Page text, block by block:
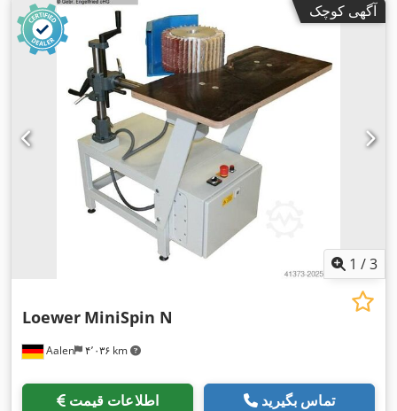
آگهی کوچک
1 /3
Aalen ۴٬۰۳۶ km
Loewer MiniSpin N
اطلاعات قیمت تماس بگیرید